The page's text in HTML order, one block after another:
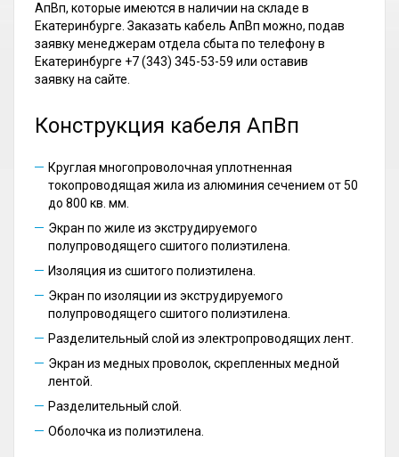
АпВп, которые имеются в наличии на складе в
Екатеринбурге. Заказать кабель АпВп можно, подав
заявку менеджерам отдела сбыта по телефону в
Екатеринбурге +7 (343) 345-53-59 или оставив
заявку на сайте.
Конструкция кабеля АпВп
Круглая многопроволочная уплотненная
токопроводящая жила из алюминия сечением от 50
до 800 кв. мм.
Экран по жиле из экструдируемого
полупроводящего сшитого полиэтилена.
Изоляция из сшитого полиэтилена.
Экран по изоляции из экструдируемого
полупроводящего сшитого полиэтилена.
Разделительный слой из электропроводящих лент.
Экран из медных проволок, скрепленных медной
лентой.
Разделительный слой.
Оболочка из полиэтилена.